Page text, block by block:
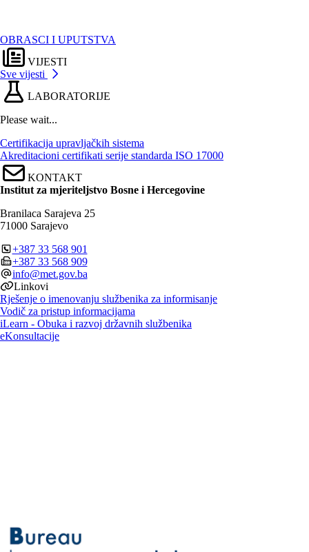
OBRASCI I UPUTSTVA
VIJESTI
Sve vijesti
LABORATORIJE
Please wait...
Certifikacija upravljačkih sistema
Akreditacioni certifikati serije standarda ISO 17000
KONTAKT
Institut za mjeriteljstvo Bosne i Hercegovine
Branilaca Sarajeva 25
71000 Sarajevo
+387 33 568 901
+387 33 568 909
info@met.gov.ba
Linkovi
Rješenje o imenovanju službenika za informisanje
Vodič za pristup informacijama
iLearn - Obuka i razvoj državnih službenika
eKonsultacije